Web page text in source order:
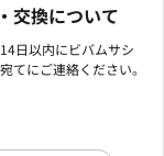
交換について
日以内にビバムサシ
てにご連絡ください。